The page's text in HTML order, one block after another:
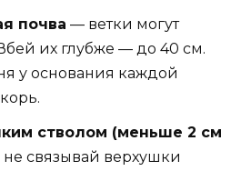
почва — ветки могут
их глубже — до 40 см.
у основания каждой
стволом (меньше 2 см
связывай верхушки